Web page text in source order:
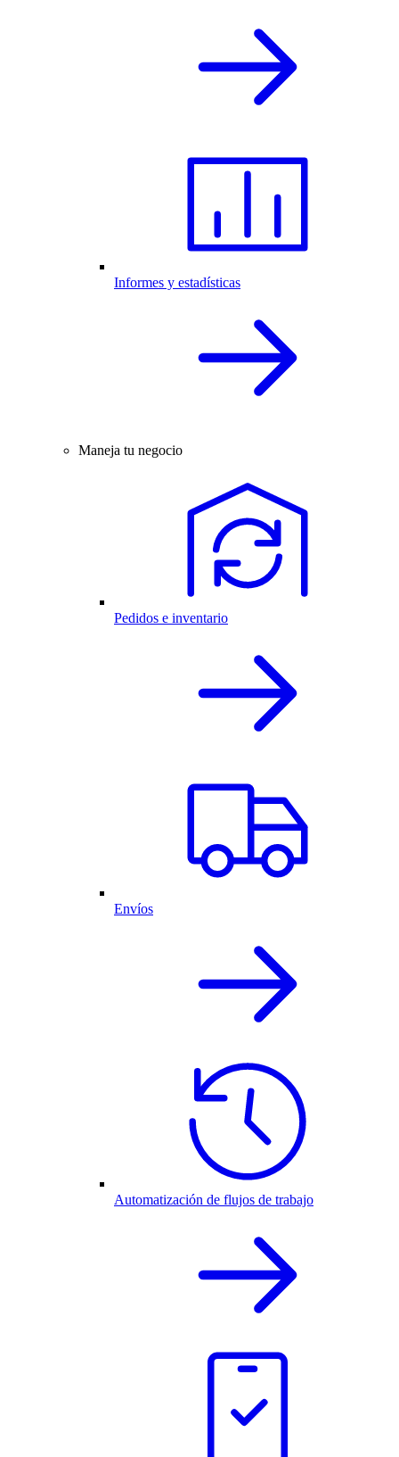
Informes y estadísticas
Maneja tu negocio
Pedidos e inventario
Envíos
Automatización de flujos de trabajo